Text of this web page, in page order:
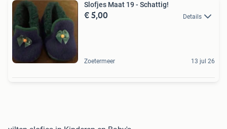
Slofjes Maat 19 - Schattig!
€ 5,00 Details
Zoetermeer 13 jul 26